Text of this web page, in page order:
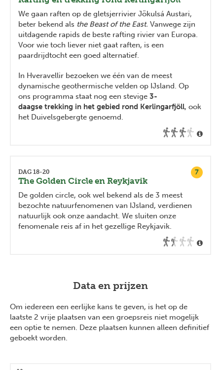
We gaan raften op de gletsjerrivier Jökulsá Austari,
beter bekend als the Beast of the East. Vanwege zijn
uitdagende rapids de beste rafting rivier van Europa.
Voor wie toch liever niet gaat raften, is een
paardrijdtocht een goed alternatief.
In Hveravellir bezoeken we één van de meest
dynamische geothermische velden op IJsland. Op
ons programma staat nog een stevige 3-
daagse trekking in het gebied rond Kerlingarfjöll, ook
het Duivelsgebergte genoemd.
7
DAG 18-20
The Golden Circle en Reykjavik
De golden circle, ook wel bekend als de 3 meest
bezochte natuurfenomenen van IJsland, verdienen
natuurlijk ook onze aandacht. We sluiten onze
fenomenale reis af in het gezellige Reykjavik.
Data en prijzen
Om iedereen een eerlijke kans te geven, is het op de
laatste 2 vrije plaatsen van een groepsreis niet mogelijk
een optie te nemen. Deze plaatsen kunnen alleen definitief
geboekt worden.